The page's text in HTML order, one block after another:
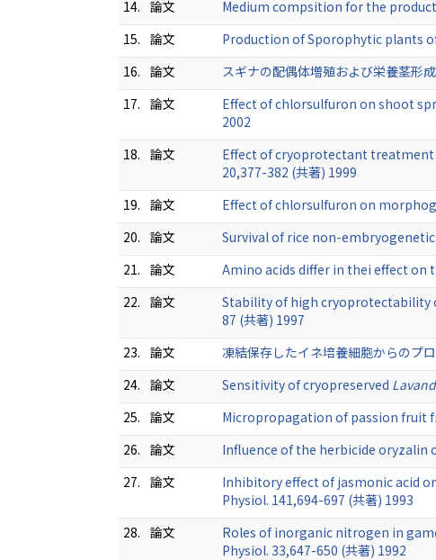
14. 論文 Medium compsition for the
15. 論文 Production of Sporophytic plants
16. 論文
スギナの配偶体増殖および栄養茎形
17. 論文 Effect of chlorsulfuron on shoot
2002
18. 論文 Effect of cryoprotectant treatment
20,377-382 (共著) 1999
19. 論文 Effect of chlorsulfuron on
20. 論文
Survival of rice non-
21. 論文 Amino acids differ in thei effect on
22. 論文 Stability of high cryoprotectability
87 (共著) 1997
23. 論文
凍結保存したイネ培養細胞からのプ
24. 論文 Sensitivity of cryopreserved
25. 論文
Micropropagation of passion fruit
26. 論文 Influence of the herbicide
27. 論文 Inhibitory effect of jasmonic acid
Physiol. 141,694-697 (共著) 1993
28. 論文 Roles of inorganic nitrogen in
Physiol. 33,647-650 (共著) 1992